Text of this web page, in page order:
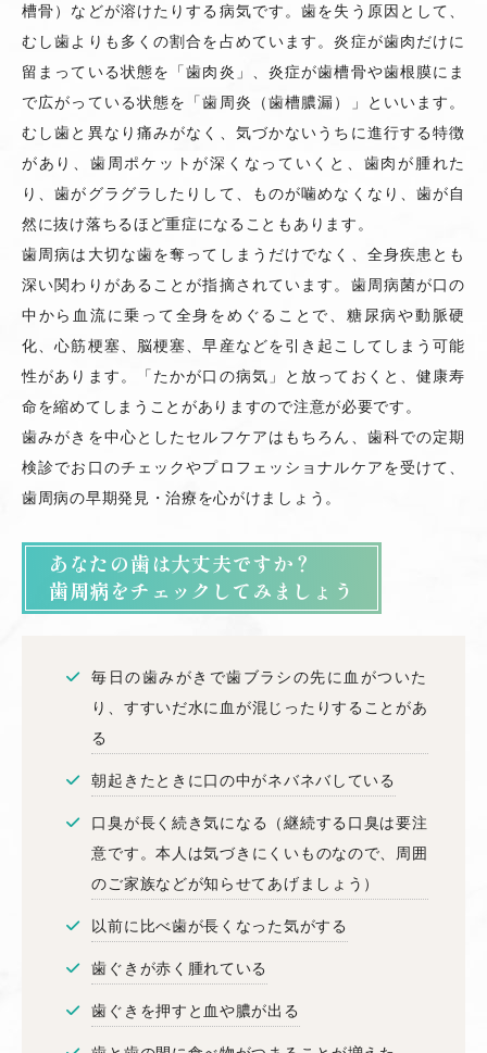
槽骨）などが溶けたりする病気です。歯を失う原因として、
むし歯よりも多くの割合を占めています。炎症が歯肉だけに
留まっている状態を「歯肉炎」、炎症が歯槽骨や歯根膜にま
で広がっている状態を「歯周炎（歯槽膿漏）」といいます。
むし歯と異なり痛みがなく、気づかないうちに進行する特徴
があり、歯周ポケットが深くなっていくと、歯肉が腫れた
り、歯がグラグラしたりして、ものが噛めなくなり、歯が自
然に抜け落ちるほど重症になることもあります。
歯周病は大切な歯を奪ってしまうだけでなく、全身疾患とも
深い関わりがあることが指摘されています。歯周病菌が口の
中から血流に乗って全身をめぐることで、糖尿病や動脈硬
化、心筋梗塞、脳梗塞、早産などを引き起こしてしまう可能
性があります。「たかが口の病気」と放っておくと、健康寿
命を縮めてしまうことがありますので注意が必要です。
歯みがきを中心としたセルフケアはもちろん、歯科での定期
検診でお口のチェックやプロフェッショナルケアを受けて、
歯周病の早期発見・治療を心がけましょう。
あなたの歯は大丈夫ですか？
歯周病をチェックしてみましょう
毎日の歯みがきで歯ブラシの先に血がついた
り、すすいだ水に血が混じったりすることがあ
る
朝起きたときに口の中がネバネバしている
口臭が長く続き気になる（継続する口臭は要注
意です。本人は気づきにくいものなので、周囲
のご家族などが知らせてあげましょう）
以前に比べ歯が長くなった気がする
歯ぐきが赤く腫れている
歯ぐきを押すと血や膿が出る